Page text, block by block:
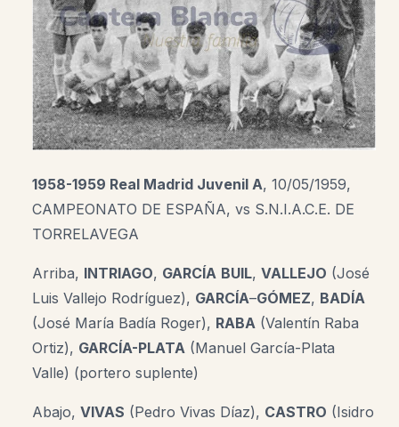
1958-1959 Real Madrid Juvenil A, 10/05/1959,
CAMPEONATO DE ESPAÑA, vs S.N.I.A.C.E. DE
TORRELAVEGA
Arriba, INTRIAGO, GARCÍA BUIL, VALLEJO (José
Luis Vallejo Rodríguez), GARCÍA–GÓMEZ, BADÍA
(José María Badía Roger), RABA (Valentín Raba
Ortiz), GARCÍA-PLATA (Manuel García-Plata
Valle) (portero suplente)
Abajo, VIVAS (Pedro Vivas Díaz), CASTRO (Isidro